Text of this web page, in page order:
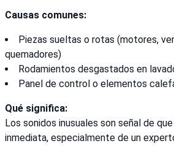
Causas comunes:
Piezas sueltas o rotas (motores,
quemadores)
Rodamientos desgastados en
Panel de control o elementos
Qué significa:
Los sonidos inusuales son señal de
inmediata, especialmente de un